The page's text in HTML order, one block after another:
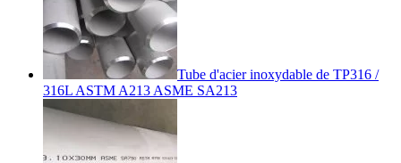
Tube d'acier inoxydable de TP316 /
316L ASTM A213 ASME SA213